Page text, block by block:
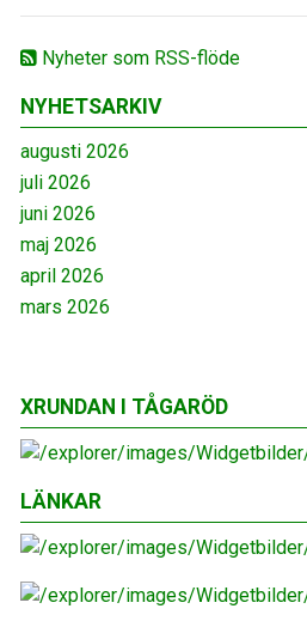
Nyheter som RSS-flöde
NYHETSARKIV
augusti 2026
juli 2026
juni 2026
maj 2026
april 2026
mars 2026
XRUNDAN I TÅGARÖD
LÄNKAR